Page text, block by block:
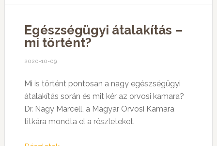
Egészségügyi átalakítás –
mi történt?
2020-10-09
Mi is történt pontosan a nagy egészségügyi
átalakítás során és mit kér az orvosi kamara?
Dr. Nagy Marcell, a Magyar Orvosi Kamara
titkára mondta el a részleteket.